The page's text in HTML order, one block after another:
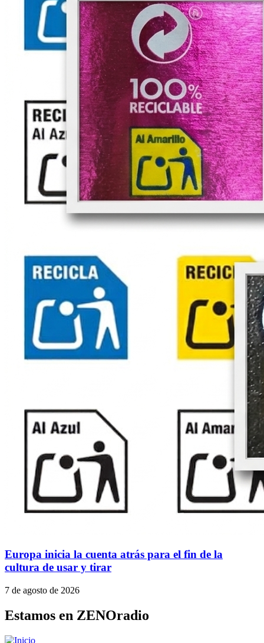
Europa inicia la cuenta atrás para el fin de la
cultura de usar y tirar
7 de agosto de 2026
Estamos en ZENOradio